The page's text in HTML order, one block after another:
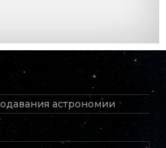
астрономии